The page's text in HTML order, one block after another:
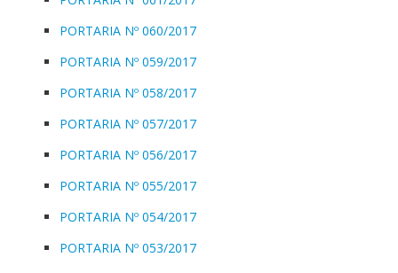
PORTARIA Nº 060/2017
PORTARIA Nº 059/2017
PORTARIA Nº 058/2017
PORTARIA Nº 057/2017
PORTARIA Nº 056/2017
PORTARIA Nº 055/2017
PORTARIA Nº 054/2017
PORTARIA Nº 053/2017